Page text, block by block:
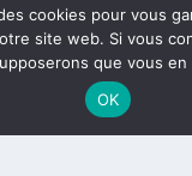
cookies pour vous
site web. Si vous
que vous
OK